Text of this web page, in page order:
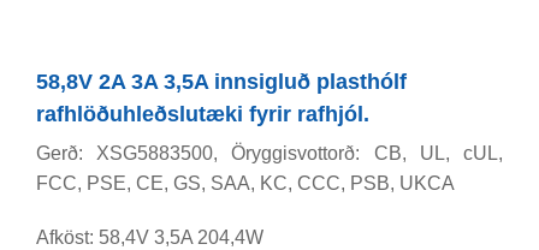
58,8V 2A 3A 3,5A innsigluð plasthólf
rafhlöðuhleðslutæki fyrir rafhjól.
Gerð: XSG5883500, Öryggisvottorð: CB, UL, cUL,
FCC, PSE, CE, GS, SAA, KC, CCC, PSB, UKCA
Afköst: 58,4V 3,5A 204,4W